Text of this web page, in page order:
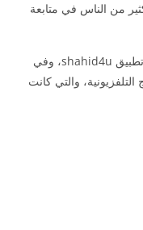
من الناس في متابعة
لكن الأمر أصبح أكثر صعوبة بسبب عدم وجود تطبيق shahid4u، وفي
والتي كانت